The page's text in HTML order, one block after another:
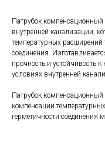
Патрубок
внутренней канализации,
температурных расширений
соединения.
прочность и устойчивость
условиях внутренней
Патрубок
компенсации
герметичности соединения